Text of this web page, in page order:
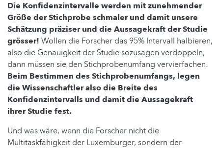
Die Konfidenzintervalle werden mit zunehmender
Größe der Stichprobe schmaler und damit unsere
Schätzung präziser und die Aussagekraft der Studie
grösser! Wollen die Forscher das 95% Intervall halbieren,
also die Genauigkeit der Studie sozusagen verdoppeln,
dann müssen sie den Stichprobenumfang vervierfachen.
Beim Bestimmen des Stichprobenumfangs, legen
die Wissenschaftler also die Breite des
Konfidenzintervalls und damit die Aussagekraft
ihrer Studie fest.
Und was wäre, wenn die Forscher nicht die
Multitaskfähigkeit der Luxemburger, sondern der